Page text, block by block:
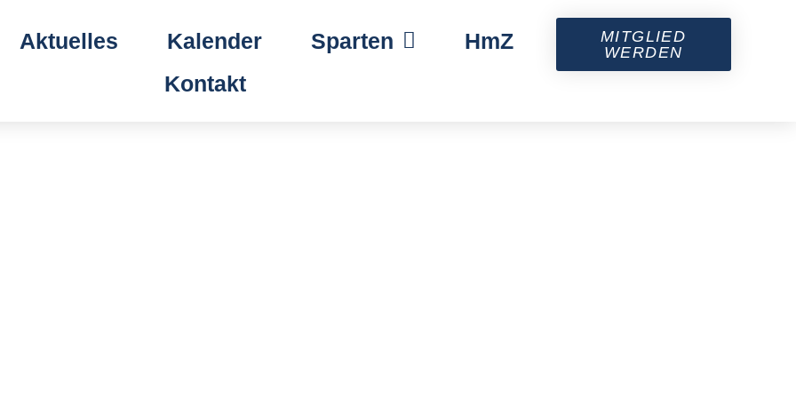
Aktuelles Kalender Sparten
HmZ
Kontakt
MITGLIED
WERDEN